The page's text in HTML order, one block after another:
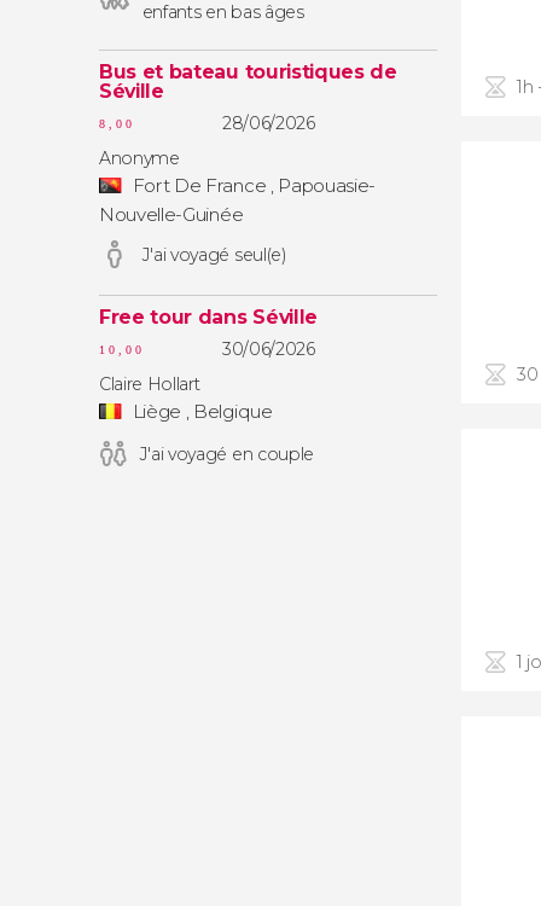
enfants en bas âges
Bus et bateau touristiques de
Séville
8,00
28/06/2026
Anonyme
Fort De France , Papouasie-
Nouvelle-Guinée
J'ai voyagé seul(e)
Free tour dans Séville
10,00
30/06/2026
Claire Hollart
Liège , Belgique
J'ai voyagé en couple
1h
30
1